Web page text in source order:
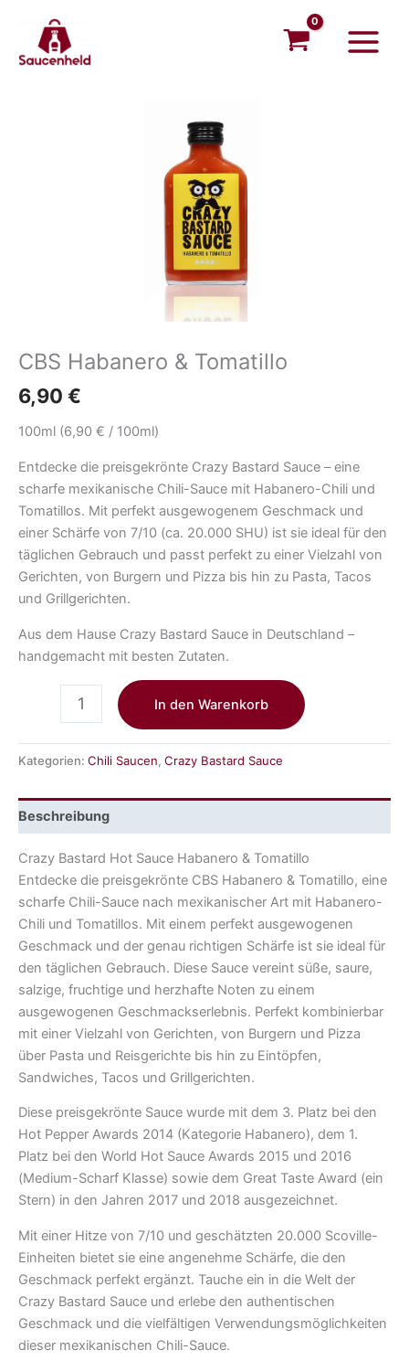
springen
Menu
CBS Habanero & Tomatillo
6,90 €
100ml (6,90 € / 100ml)
Entdecke die preisgekrönte Crazy Bastard Sauce – eine
scharfe mexikanische Chili-Sauce mit Habanero-Chili und
Tomatillos. Mit perfekt ausgewogenem Geschmack und
einer Schärfe von 7/10 (ca. 20.000 SHU) ist sie ideal für den
täglichen Gebrauch und passt perfekt zu einer Vielzahl von
Gerichten, von Burgern und Pizza bis hin zu Pasta, Tacos
und Grillgerichten.
Aus dem Hause Crazy Bastard Sauce in Deutschland –
handgemacht mit besten Zutaten.
In den Warenkorb
Kategorien: Chili Saucen, Crazy Bastard Sauce
Beschreibung
Crazy Bastard Hot Sauce Habanero & Tomatillo
Entdecke die preisgekrönte CBS Habanero & Tomatillo, eine
scharfe Chili-Sauce nach mexikanischer Art mit Habanero-
Chili und Tomatillos. Mit einem perfekt ausgewogenen
Geschmack und der genau richtigen Schärfe ist sie ideal für
den täglichen Gebrauch. Diese Sauce vereint süße, saure,
salzige, fruchtige und herzhafte Noten zu einem
ausgewogenen Geschmackserlebnis. Perfekt kombinierbar
mit einer Vielzahl von Gerichten, von Burgern und Pizza
über Pasta und Reisgerichte bis hin zu Eintöpfen,
Sandwiches, Tacos und Grillgerichten.
Diese preisgekrönte Sauce wurde mit dem 3. Platz bei den
Hot Pepper Awards 2014 (Kategorie Habanero), dem 1.
Platz bei den World Hot Sauce Awards 2015 und 2016
(Medium-Scharf Klasse) sowie dem Great Taste Award (ein
Stern) in den Jahren 2017 und 2018 ausgezeichnet.
Mit einer Hitze von 7/10 und geschätzten 20.000 Scoville-
Einheiten bietet sie eine angenehme Schärfe, die den
Geschmack perfekt ergänzt. Tauche ein in die Welt der
Crazy Bastard Sauce und erlebe den authentischen
Geschmack und die vielfältigen Verwendungsmöglichkeiten
dieser mexikanischen Chili-Sauce.
Menge